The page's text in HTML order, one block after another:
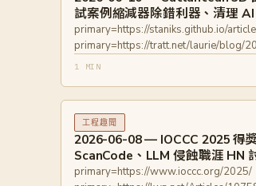
試案例縮減器除錯利器、清理
primary=https://staniks.github.io/
primary=https://tratt.net/laurie/blog/
primary=https://lobste.rs/
1 MIN
工程趣聞
2026-06-08 — IOCCC 2025 得
ScanCode、LLM 侵蝕職涯 HN
primary=https://www.ioccc.org/2025/